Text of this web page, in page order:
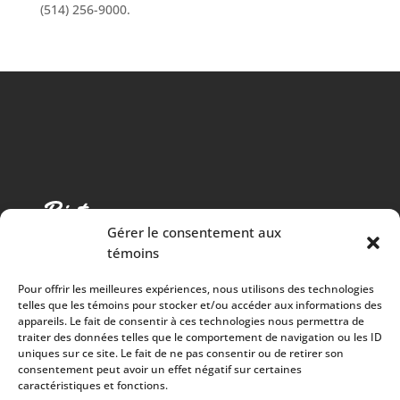
Gérer le consentement aux
témoins
Pour offrir les meilleures expériences, nous utilisons des technologies
telles que les témoins pour stocker et/ou accéder aux informations des
appareils. Le fait de consentir à ces technologies nous permettra de
traiter des données telles que le comportement de navigation ou les ID
uniques sur ce site. Le fait de ne pas consentir ou de retirer son
consentement peut avoir un effet négatif sur certaines
caractéristiques et fonctions.
(514) 256-9000.
Cuisine chaleureuse, spectacles de qualité et 100%
des surplus versés à la communauté